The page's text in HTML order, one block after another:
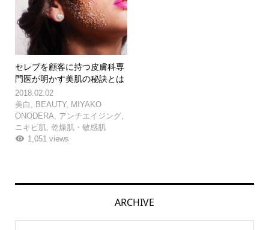
セレブを顧客に持つ皮膚科専
門医が明かす美肌の秘訣とは
2018.02.02
美白
BEAUTY, MIYAKO
ONODERA
アンチエイジング,
ニキビ肌, 乾燥肌・敏感肌
1,051 views
ARCHIVE